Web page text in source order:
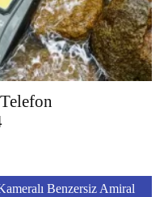
Benzersiz Amiral